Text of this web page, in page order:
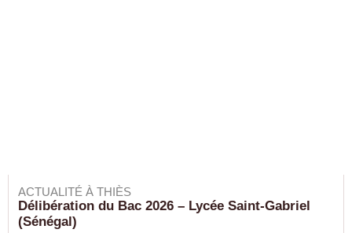
ACTUALITÉ À THIÈS
Délibération du Bac 2026 – Lycée Saint-Gabriel
(Sénégal)